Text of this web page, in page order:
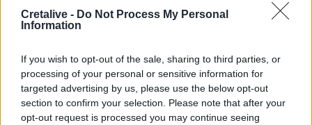
Cretalive - Do Not Process My Personal
Information
If you wish to opt-out of the sale, sharing to third parties, or
processing of your personal or sensitive information for
targeted advertising by us, please use the below opt-out
section to confirm your selection. Please note that after your
opt-out request is processed you may continue seeing
"Μπλόκο" στις διακοπές ηλεκτροδότησης στον Πλατανιά
μέσα στην τουριστική περίοδο
13:22
Συνελήφθη πρώην κυβερνήτης στο Μεξικό για την
εξαφάνιση 43 φοιτητών πριν από 12 χρόνια
13:18